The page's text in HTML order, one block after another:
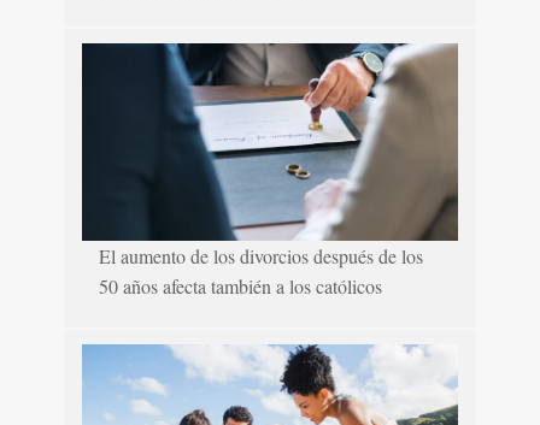
El aumento de los divorcios después de los
50 años afecta también a los católicos